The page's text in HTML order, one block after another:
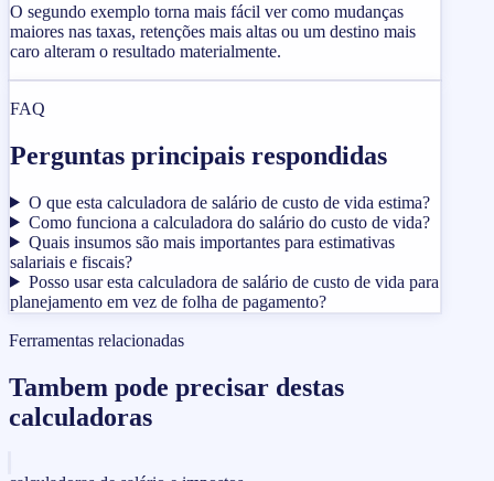
O segundo exemplo torna mais fácil ver como mudanças
maiores nas taxas, retenções mais altas ou um destino mais
caro alteram o resultado materialmente.
FAQ
Perguntas principais respondidas
O que esta calculadora de salário de custo de vida estima?
Como funciona a calculadora do salário do custo de vida?
Quais insumos são mais importantes para estimativas
salariais e fiscais?
Posso usar esta calculadora de salário de custo de vida para
planejamento em vez de folha de pagamento?
Ferramentas relacionadas
Tambem pode precisar destas
calculadoras